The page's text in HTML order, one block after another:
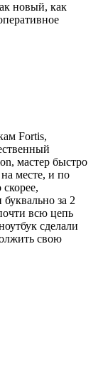
новый, как
Fortis,
мастер быстро
месте, и по
за 2
всю цепь
сделали
свою